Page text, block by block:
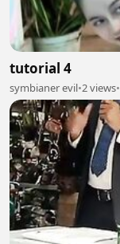
tutorial 4
symbianer evil•2 views•